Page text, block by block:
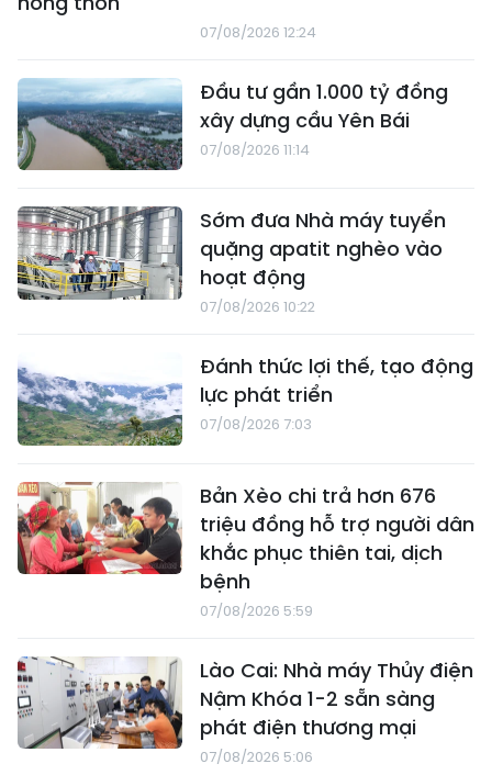
07/08/2026 12:24
Đầu tư gần 1.000 tỷ đồng
xây dựng cầu Yên Bái
07/08/2026 11:14
Sớm đưa Nhà máy tuyển
quặng apatit nghèo vào
hoạt động
07/08/2026 10:22
Đánh thức lợi thế, tạo động
lực phát triển
07/08/2026 7:03
Bản Xèo chi trả hơn 676
triệu đồng hỗ trợ người dân
khắc phục thiên tai, dịch
bệnh
07/08/2026 5:59
Lào Cai: Nhà máy Thủy điện
Nậm Khóa 1-2 sẵn sàng
phát điện thương mại
07/08/2026 5:06